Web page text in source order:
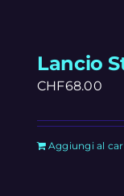
Lancio
CHF68.00
Aggiungi al